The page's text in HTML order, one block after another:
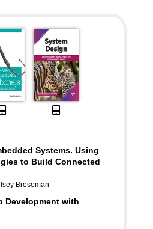
Systems. Using
to Build Connected
Breseman
Development with